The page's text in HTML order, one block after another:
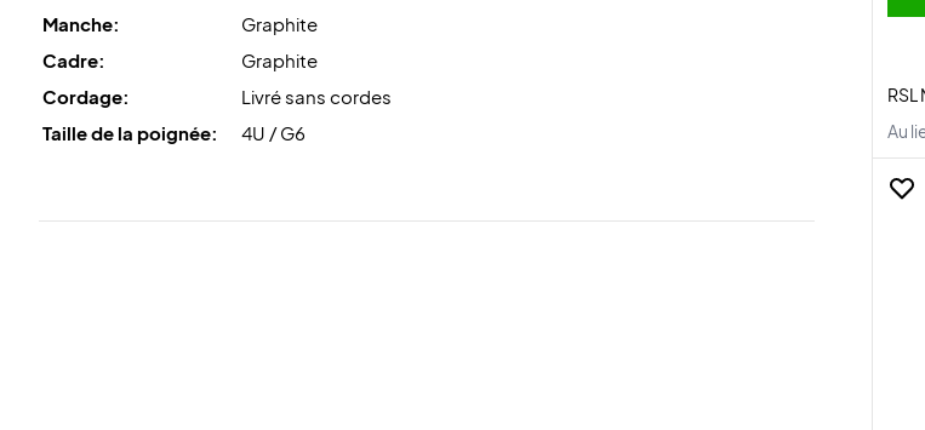
Manche:
Graphite
Cadre:
Graphite
Cordage:
Livré sans cordes
Taille de la poignée:
4U / G6
Au